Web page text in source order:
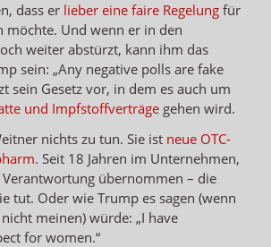
dass er lieber eine faire Regelung für
möchte. Und wenn er in den
weiter abstürzt, kann ihm das
sein: „Any negative polls are fake
sein Gesetz vor, in dem es auch um
und Impfstoffverträge gehen wird.
nichts zu tun. Sie ist neue OTC-
. Seit 18 Jahren im Unternehmen,
Verantwortung übernommen – die
tut. Oder wie Trump es sagen (wenn
meinen) würde: „I have
for women.“